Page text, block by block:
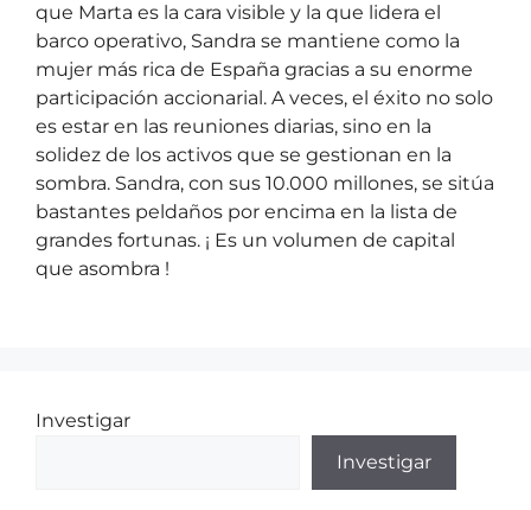
que Marta es la cara visible y la que lidera el
barco operativo, Sandra se mantiene como la
mujer más rica de España gracias a su enorme
participación accionarial. A veces, el éxito no solo
es estar en las reuniones diarias, sino en la
solidez de los activos que se gestionan en la
sombra. Sandra, con sus 10.000 millones, se sitúa
bastantes peldaños por encima en la lista de
grandes fortunas. ¡ Es un volumen de capital
que asombra !
Investigar
Investigar